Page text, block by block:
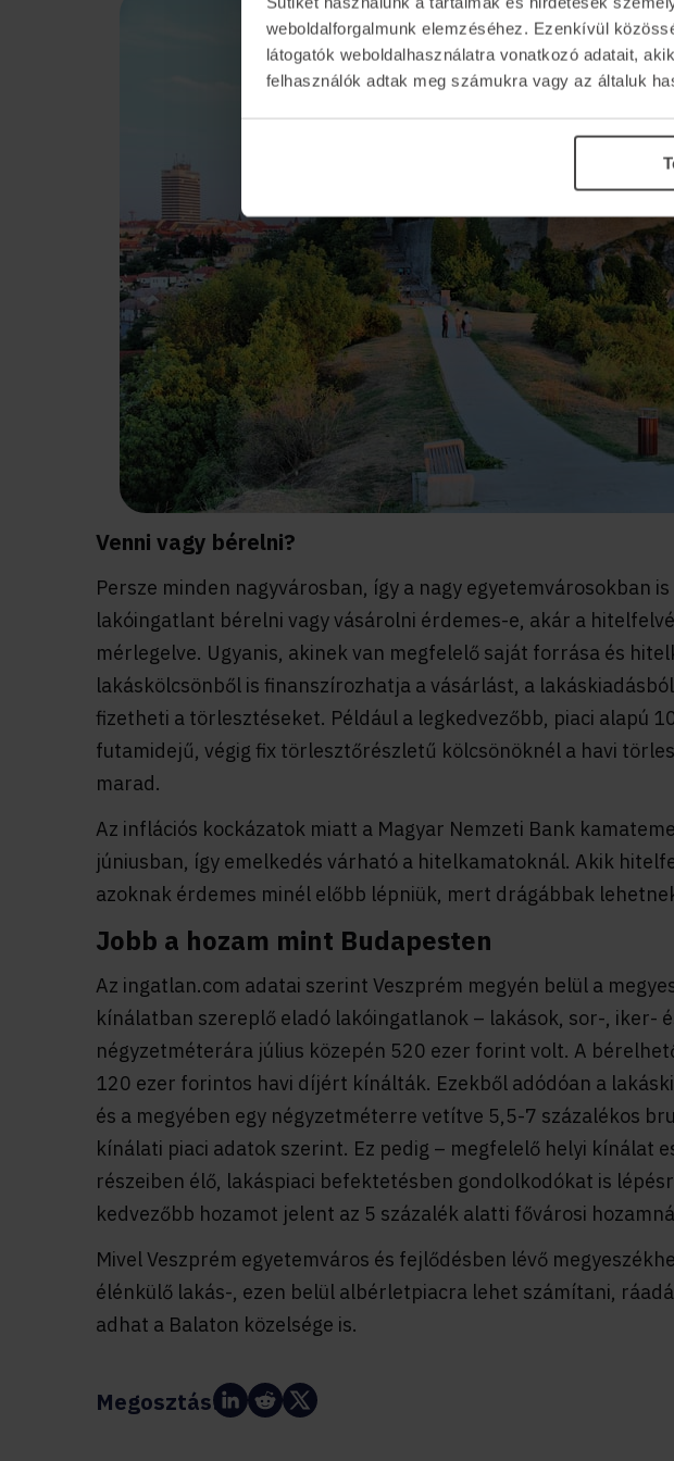
weboldalforgalmunk elemzéséhez. Ezenkívül
látogatók weboldalhasználatra vonatkozó adatait,
felhasználók adtak meg számukra vagy az általuk
Venni vagy bérelni?
Persze minden nagyvárosban, így a nagy egyetemvárosokban
lakóingatlant bérelni vagy vásárolni érdemes-e, akár a
mérlegelve. Ugyanis, akinek van megfelelő saját forrása és
lakáskölcsönből is finanszírozhatja a vásárlást, a
fizetheti a törlesztéseket. Például a legkedvezőbb, piaci alapú
futamidejű, végig fix törlesztőrészletű kölcsönöknél a havi
marad.
Az inflációs kockázatok miatt a Magyar Nemzeti Bank
júniusban, így emelkedés várható a hitelkamatoknál. Akik
azoknak érdemes minél előbb lépniük, mert drágábbak
Jobb a hozam mint Budapesten
Az ingatlan.com adatai szerint Veszprém megyén belül a
kínálatban szereplő eladó lakóingatlanok – lakások, sor-, iker-
négyzetméterára július közepén 520 ezer forint volt. A
120 ezer forintos havi díjért kínálták. Ezekből adódóan a
és a megyében egy négyzetméterre vetítve 5,5-7 százalékos
kínálati piaci adatok szerint. Ez pedig – megfelelő helyi kínálat
részeiben élő, lakáspiaci befektetésben gondolkodókat is
kedvezőbb hozamot jelent az 5 százalék alatti fővárosi
Mivel Veszprém egyetemváros és fejlődésben lévő
élénkülő lakás-, ezen belül albérletpiacra lehet számítani,
adhat a Balaton közelsége is.
Megosztás: